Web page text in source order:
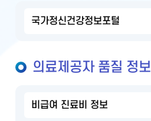
국가정신건강정보포털
의료제공자 품질 정보
비급여 진료비 정보